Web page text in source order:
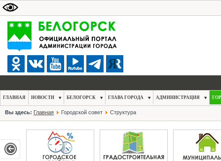
ГЛАВНАЯ НОВОСТИ БЕЛОГОРСК ГЛАВА ГОРОДА АДМИНИСТРАЦИЯ
Вы здесь: Главная Городской совет Структура